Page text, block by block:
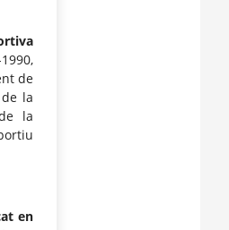
de
la
la
en